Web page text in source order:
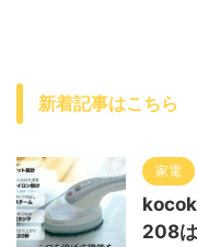
新着記事はこちら
家電
208